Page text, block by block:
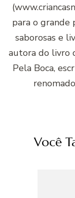
para o grande
saborosas e
autora do livro
Pela Boca,
Você